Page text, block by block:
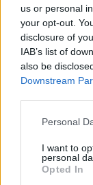
us or personal
your opt-out.
disclosure of
IAB’s list of
also be
Downstream
Personal
I want to
personal
Opted In